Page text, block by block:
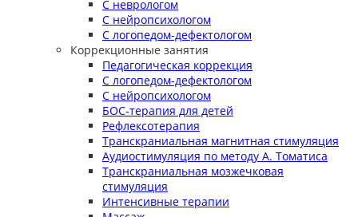
С неврологом
С нейропсихологом
С логопедом-дефектологом
Коррекционные занятия
Педагогическая коррекция
С логопедом-дефектологом
С нейропсихологом
БОС-терапия для детей
Рефлексотерапия
Транскраниальная магнитная стимуляция
Аудиостимуляция по методу А. Томатиса
Транскраниальная мозжечковая
стимуляция
Интенсивные терапии